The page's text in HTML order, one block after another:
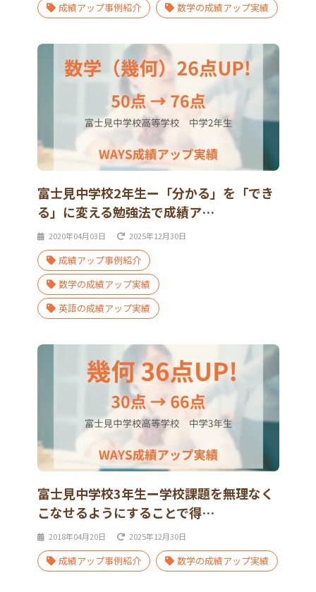
成績アップ事例紹介 数学の成績アップ実績
富士見中学校2年生ー「分かる」を「でき
る」に変える勉強法で成績ア…
2020年04月03日 2025年12月30日
成績アップ事例紹介
数学の成績アップ実績
英語の成績アップ実績
富士見中学校3年生ー学校課題を無理なく
こなせるようにすることで得…
2018年04月20日 2025年12月30日
成績アップ事例紹介 数学の成績アップ実績